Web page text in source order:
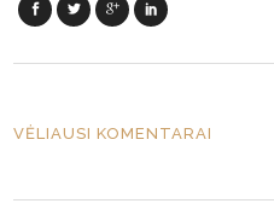
VĖLIAUSI KOMENTARAI